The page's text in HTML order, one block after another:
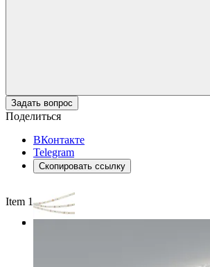
Задать вопрос
Поделиться
ВКонтакте
Telegram
Скопировать ссылку
Item 1 of 3